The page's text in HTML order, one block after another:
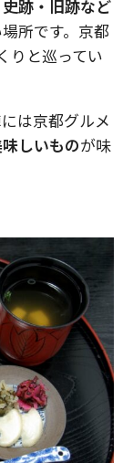
跡・旧跡など
所です。京都
りと巡ってい
は京都グルメ
しいものが味